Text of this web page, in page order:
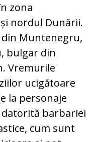
zona
nordul Dunării.
din Muntenegru,
bulgar din
Vremurile
ucigătoare
la personaje
barbariei
cum sunt